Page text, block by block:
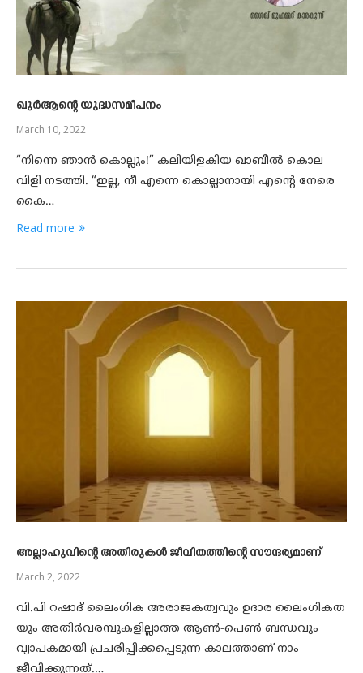
ഖുർആന്റെ യുദ്ധസമീപനം
March 10, 2022
“നിന്നെ ഞാൻ കൊല്ലും!” കലിയിളകിയ ഖാബീൽ കൊല
വിളി നടത്തി. “ഇല്ല, നീ എന്നെ കൊല്ലാനായി എന്റെ നേരെ
കൈ…
Read more
അല്ലാഹുവിന്റെ അതിരുകള്‍ ജീവിതത്തിന്റെ സൗന്ദര്യമാണ്‌
March 2, 2022
വി.പി റഷാദ് ലൈംഗിക അരാജകത്വവും ഉദാര ലൈംഗികത
യും അതിര്‍വരമ്പുകളില്ലാത്ത ആണ്‍-പെണ്‍ ബന്ധവും
വ്യാപകമായി പ്രചരിപ്പിക്കപ്പെടുന്ന കാലത്താണ് നാം
ജീവിക്കുന്നത്.…